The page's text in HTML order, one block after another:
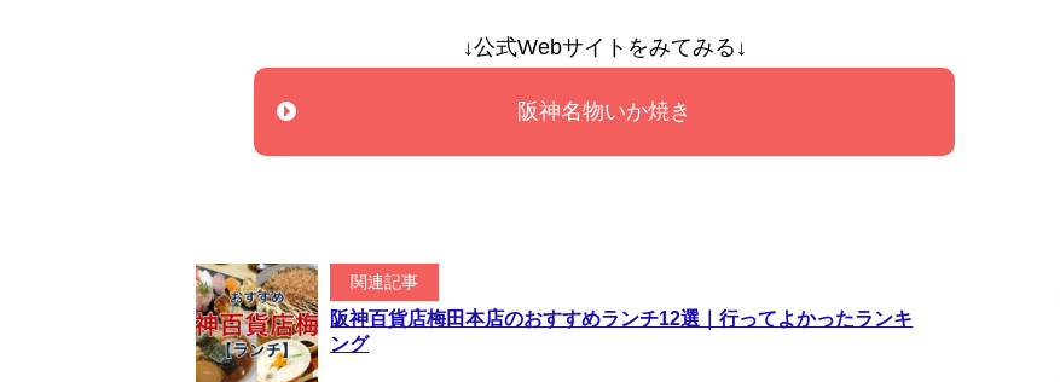
↓公式Webサイトをみてみる↓
阪神名物いか焼き
関連記事
阪神百貨店梅田本店のおすすめランチ12選｜行ってよかったランキ
ング